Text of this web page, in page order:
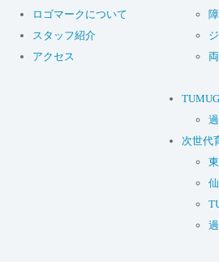
ロゴマークについて
スタッフ紹介
アクセス
次世代